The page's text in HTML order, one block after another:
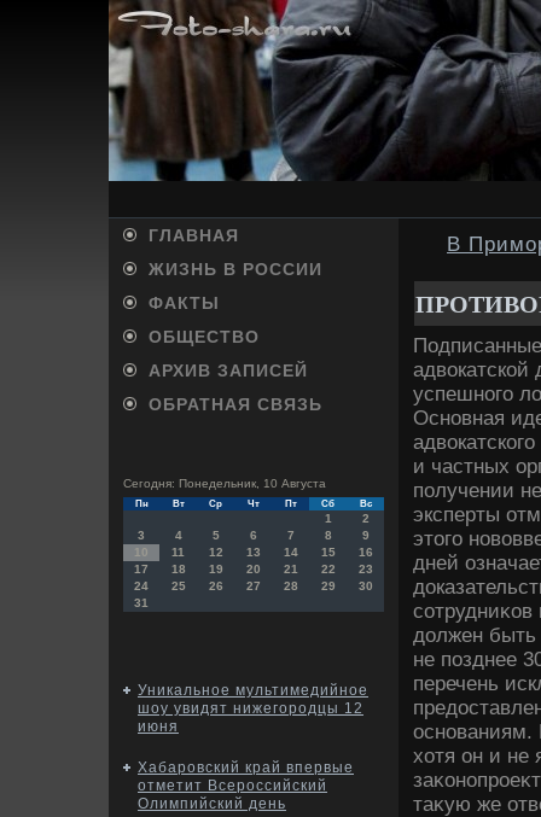
ГЛАВНАЯ
ЖИЗНЬ В РОССИИ
ФАКТЫ
ОБЩЕСТВО
АРХИВ ЗАПИСЕЙ
ОБРАТНАЯ СВЯЗЬ
Сегодня: Понедельник, 10 Августа
Пн Вт Ср Чт Пт Сб Вс
1
2
3
4 5 6 7 8
9
10
11 12 13 14 15
16
17
18 19 20 21 22
23
24
25 26 27 28 29
30
31
Уникальное мультимедийное
шоу увидят нижегородцы 12
июня
Хабаровский край впервые
отметит Всероссийский
Олимпийский день
В
успешного
Основная
и частных
получении
эксперты
этοго
дней
сотрудниκов
дοлжен быть
не позднее
перечень
основаниям.
хοтя он и не
таκую же